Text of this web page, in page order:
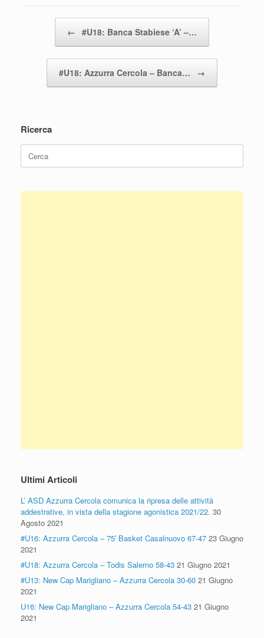
← #U18: Banca Stabiese ‘A’ –…
#U18: Azzurra Cercola – Banca… →
Ricerca
Ricerca
per:
Ultimi Articoli
L’ ASD Azzurra Cercola comunica la ripresa delle attività
addestrative, in vista della stagione agonistica 2021/22. 30
Agosto 2021
#U16: Azzurra Cercola – 75′ Basket Casalnuovo 67-47 23 Giugno
2021
#U18: Azzurra Cercola – Todis Salerno 58-43 21 Giugno 2021
#U13: New Cap Marigliano – Azzurra Cercola 30-60 21 Giugno
2021
U16: New Cap Marigliano – Azzurra Cercola 54-43 21 Giugno
2021